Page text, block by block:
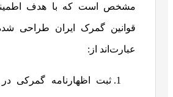
مشخص است که با هدف
قوانین گمرک ایران طراحی
عبارت‌اند از:
ثبت اظهارنامه گمرکی